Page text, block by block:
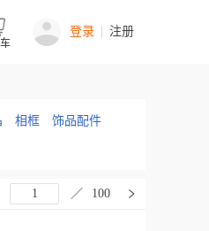
登录 注册
相框
饰品配件
／ 100